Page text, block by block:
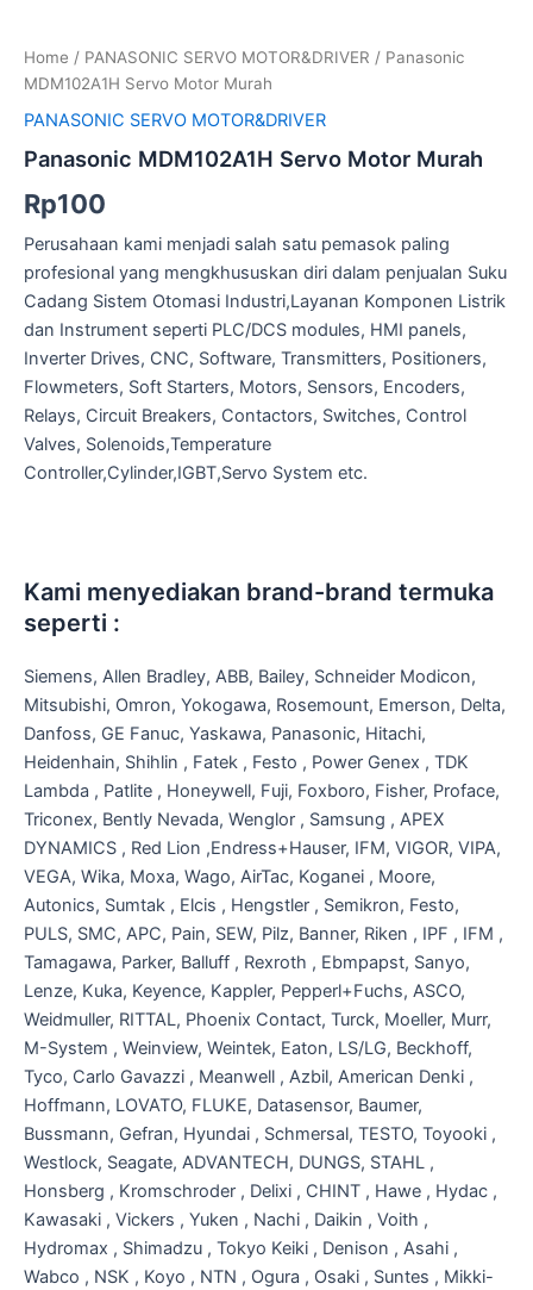
Home / PANASONIC SERVO MOTOR&DRIVER / Panasonic
MDM102A1H Servo Motor Murah
PANASONIC SERVO MOTOR&DRIVER
Panasonic MDM102A1H Servo Motor Murah
Rp100
Perusahaan kami menjadi salah satu pemasok paling
profesional yang mengkhususkan diri dalam penjualan Suku
Cadang Sistem Otomasi Industri,Layanan Komponen Listrik
dan Instrument seperti PLC/DCS modules, HMI panels,
Inverter Drives, CNC, Software, Transmitters, Positioners,
Flowmeters, Soft Starters, Motors, Sensors, Encoders,
Relays, Circuit Breakers, Contactors, Switches, Control
Valves, Solenoids,Temperature
Controller,Cylinder,IGBT,Servo System etc.
Kami menyediakan brand-brand termuka
seperti :
Siemens, Allen Bradley, ABB, Bailey, Schneider Modicon,
Mitsubishi, Omron, Yokogawa, Rosemount, Emerson, Delta,
Danfoss, GE Fanuc, Yaskawa, Panasonic, Hitachi,
Heidenhain, Shihlin , Fatek , Festo , Power Genex , TDK
Lambda , Patlite , Honeywell, Fuji, Foxboro, Fisher, Proface,
Triconex, Bently Nevada, Wenglor , Samsung , APEX
DYNAMICS , Red Lion ,Endress+Hauser, IFM, VIGOR, VIPA,
VEGA, Wika, Moxa, Wago, AirTac, Koganei , Moore,
Autonics, Sumtak , Elcis , Hengstler , Semikron, Festo,
PULS, SMC, APC, Pain, SEW, Pilz, Banner, Riken , IPF , IFM ,
Tamagawa, Parker, Balluff , Rexroth , Ebmpapst, Sanyo,
Lenze, Kuka, Keyence, Kappler, Pepperl+Fuchs, ASCO,
Weidmuller, RITTAL, Phoenix Contact, Turck, Moeller, Murr,
M-System , Weinview, Weintek, Eaton, LS/LG, Beckhoff,
Tyco, Carlo Gavazzi , Meanwell , Azbil, American Denki ,
Hoffmann, LOVATO, FLUKE, Datasensor, Baumer,
Bussmann, Gefran, Hyundai , Schmersal, TESTO, Toyooki ,
Westlock, Seagate, ADVANTECH, DUNGS, STAHL ,
Honsberg , Kromschroder , Delixi , CHINT , Hawe , Hydac ,
Kawasaki , Vickers , Yuken , Nachi , Daikin , Voith ,
Hydromax , Shimadzu , Tokyo Keiki , Denison , Asahi ,
Wabco , NSK , Koyo , NTN , Ogura , Osaki , Suntes , Mikki-
Motor
Murah
quantity